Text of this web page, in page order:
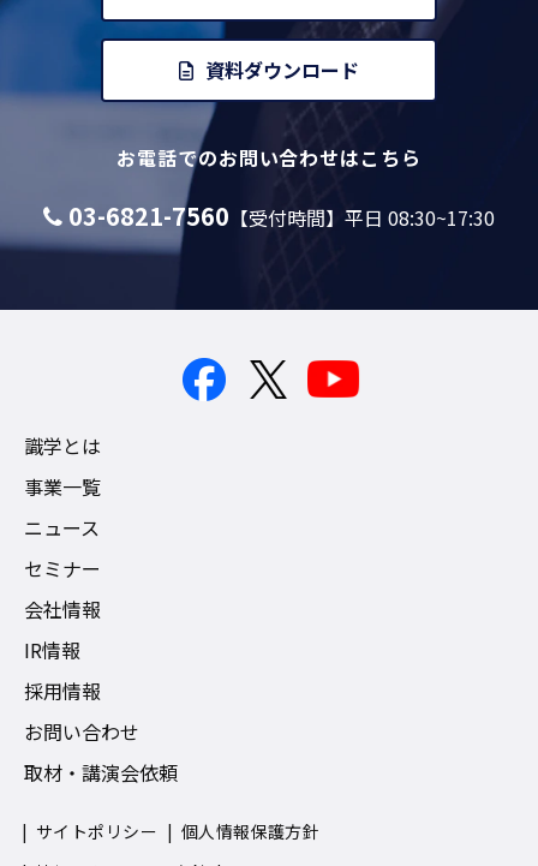
資料ダウンロード
お電話でのお問い合わせはこちら
03-6821-7560 【受付時間】平日 08:30~17:30
識学とは
事業一覧
ニュース
セミナー
会社情報
IR情報
採用情報
お問い合わせ
取材・講演会依頼
サイトポリシー
個人情報保護方針